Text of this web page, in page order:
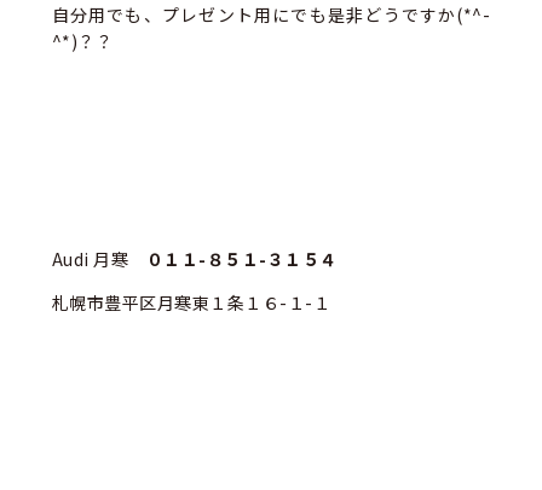
自分用でも、プレゼント用にでも是非どうですか(*^-
^*)？？
Audi 月寒
０１１-８５１-３１５４
札幌市豊平区月寒東１条１６-１-１